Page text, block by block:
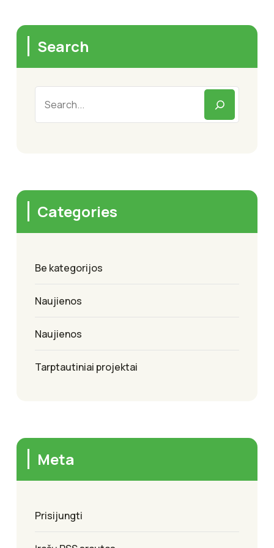
Search
Categories
Be kategorijos
Naujienos
Naujienos
Tarptautiniai projektai
Meta
Prisijungti